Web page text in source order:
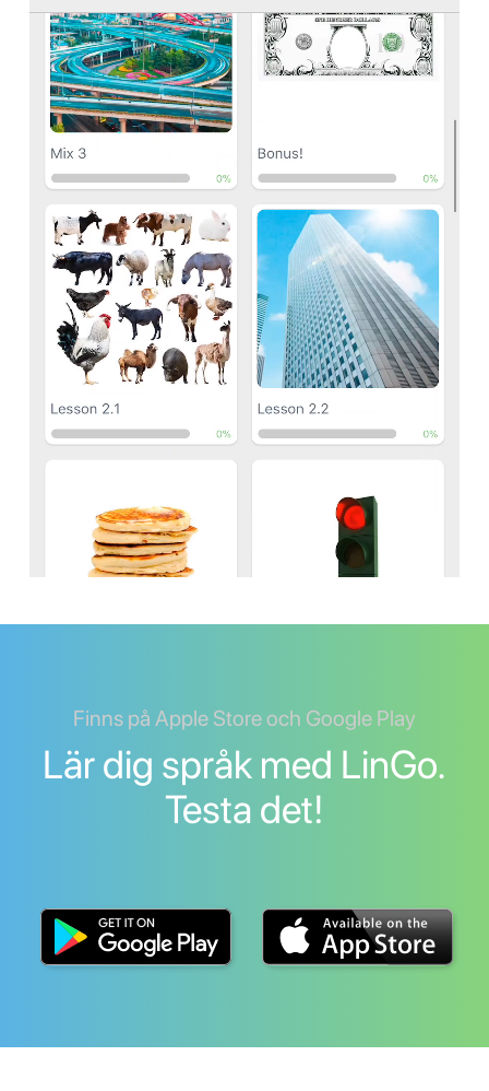
Finns på Apple Store och Google Play
Lär dig språk med LinGo.
Testa det!